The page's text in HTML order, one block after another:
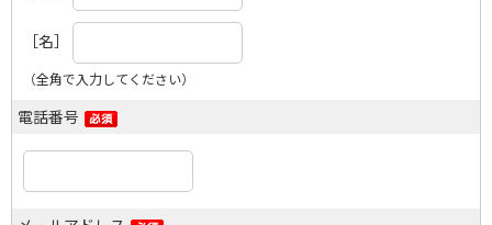
［名］
（全角で入力してください）
電話番号